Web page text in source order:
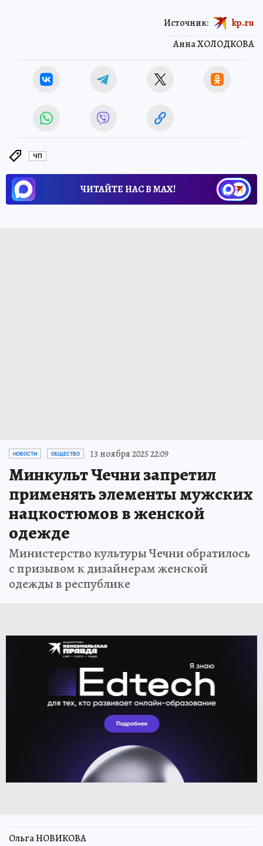
Анна ХОЛОДКОВА
Источник: kp.ru
ЧП
ЧИТАЙТЕ НАС В МАХ!
НОВОСТИ ОБЩЕСТВО 13 ноября 2025 22:09
Минкульт Чечни запретил
применять элементы мужских
нацкостюмов в женской
одежде
Министерство культуры Чечни обратилось
с призывом к дизайнерам женской
одежды в республике
Ольга НОВИКОВА